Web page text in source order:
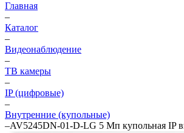
Главная
–
Каталог
–
Видеонаблюдение
–
ТВ камеры
–
IP (цифровые)
–
Внутренние (купольные)
–AV5245DN-01-D-LG 5 Мп купольная IP